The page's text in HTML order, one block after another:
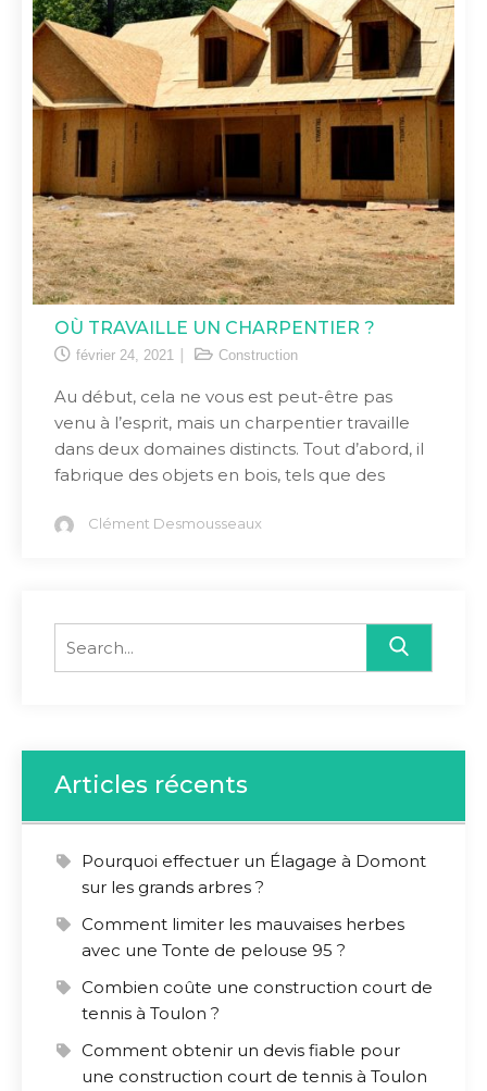
OÙ TRAVAILLE UN CHARPENTIER ?
février 24, 2021 Construction
Au début, cela ne vous est peut-être pas
venu à l’esprit, mais un charpentier travaille
dans deux domaines distincts. Tout d’abord, il
fabrique des objets en bois, tels que des
Clément Desmousseaux
for:
Articles récents
Pourquoi effectuer un Élagage à Domont
sur les grands arbres ?
Comment limiter les mauvaises herbes
avec une Tonte de pelouse 95 ?
Combien coûte une construction court de
tennis à Toulon ?
Comment obtenir un devis fiable pour
une construction court de tennis à Toulon